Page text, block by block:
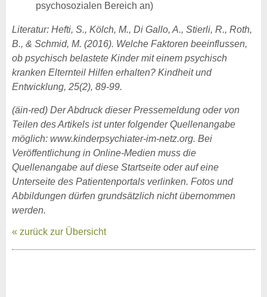
psychosozialen Bereich an)
Literatur: Hefti, S., Kölch, M., Di Gallo, A., Stierli, R., Roth,
B., & Schmid, M. (2016). Welche Faktoren beeinflussen,
ob psychisch belastete Kinder mit einem psychisch
kranken Elternteil Hilfen erhalten? Kindheit und
Entwicklung, 25(2), 89-99.
(äin-red) Der Abdruck dieser Pressemeldung oder von
Teilen des Artikels ist unter folgender Quellenangabe
möglich: www.kinderpsychiater-im-netz.org. Bei
Veröffentlichung in Online-Medien muss die
Quellenangabe auf diese Startseite oder auf eine
Unterseite des Patientenportals verlinken. Fotos und
Abbildungen dürfen grundsätzlich nicht übernommen
werden.
« zurück zur Übersicht